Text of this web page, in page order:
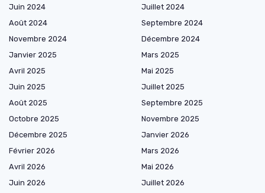
Juin 2024
Juillet 2024
Août 2024
Septembre 2024
Novembre 2024
Décembre 2024
Janvier 2025
Mars 2025
Avril 2025
Mai 2025
Juin 2025
Juillet 2025
Août 2025
Septembre 2025
Octobre 2025
Novembre 2025
Décembre 2025
Janvier 2026
Février 2026
Mars 2026
Avril 2026
Mai 2026
Juin 2026
Juillet 2026